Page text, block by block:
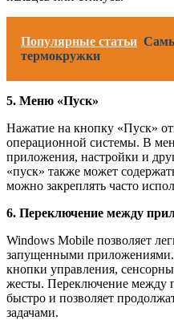
Популярные статьи
термокружки
5. Меню «Пуск»
Нажатие на кнопку «Пуск»
операционной системы. В
приложения, настройки и
«пуск» также может
можно закреплять часто
6. Переключение между
Windows Mobile позволяет
запущенными приложениями.
кнопки управления,
жесты. Переключение между
быстро и позволяет
задачами.